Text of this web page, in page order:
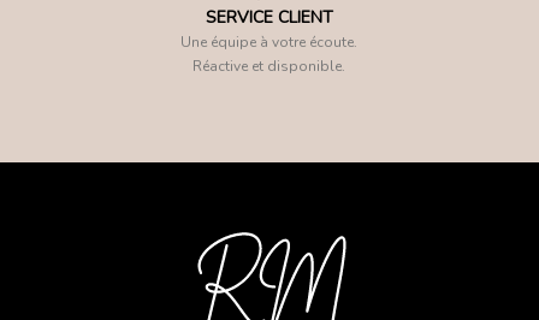
SERVICE CLIENT
Une équipe à votre écoute.
Réactive et disponible.